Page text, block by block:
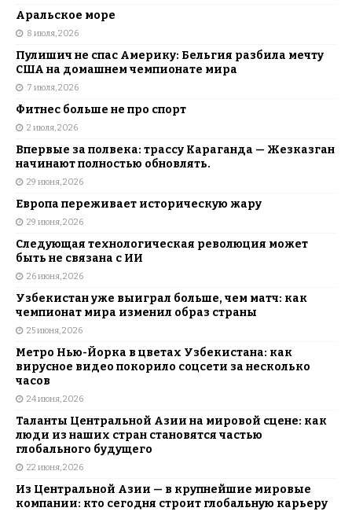
Аральское море
8 июля, 2026
Пулишич не спас Америку: Бельгия разбила мечту
США на домашнем чемпионате мира
7 июля, 2026
Фитнес больше не про спорт
2 июля, 2026
Впервые за полвека: трассу Караганда — Жезказган
начинают полностью обновлять.
29 июня, 2026
Европа переживает историческую жару
29 июня, 2026
Следующая технологическая революция может
быть не связана с ИИ
26 июня, 2026
Узбекистан уже выиграл больше, чем матч: как
чемпионат мира изменил образ страны
25 июня, 2026
Метро Нью-Йорка в цветах Узбекистана: как
вирусное видео покорило соцсети за несколько
часов
24 июня, 2026
Таланты Центральной Азии на мировой сцене: как
люди из наших стран становятся частью
глобального будущего
22 июня, 2026
Из Центральной Азии — в крупнейшие мировые
компании: кто сегодня строит глобальную карьеру